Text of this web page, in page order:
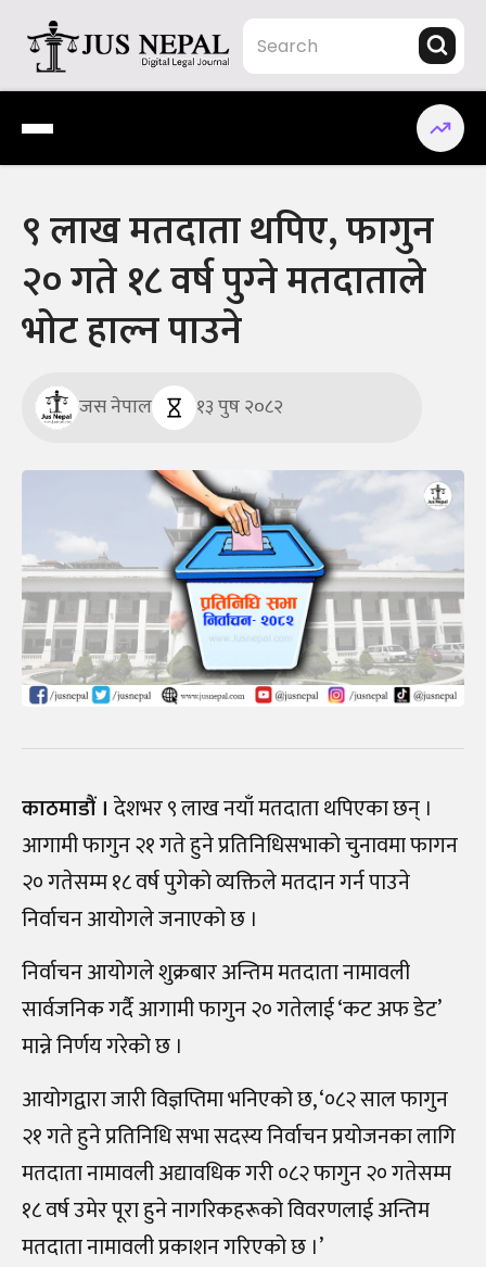
content
Jus Nepal | www.jusnepal.com
Digital Legal Journal
९ लाख मतदाता थपिए, फागुन
२० गते १८ वर्ष पुग्‍ने मतदाताले
भोट हाल्न पाउने
जस नेपाल १३ पुष २०८२
काठमाडौं ।देशभर ९ लाख नयाँ मतदाता थपिएका छन् ।
आगामी फागुन २१ गते हुने प्रतिनिधिसभाको चुनावमा फागन
२० गतेसम्म १८ वर्ष पुगेको व्यक्तिले मतदान गर्न पाउने
निर्वाचन आयोगले जनाएको छ ।
निर्वाचन आयोगले शुक्रबार अन्तिम मतदाता नामावली
सार्वजनिक गर्दै आगामी फागुन २० गतेलाई ‘कट अफ डेट’
मान्ने निर्णय गरेको छ ।
आयोगद्वारा जारी विज्ञप्तिमा भनिएको छ, ‘०८२ साल फागुन
२१ गते हुने प्रतिनिधि सभा सदस्य निर्वाचन प्रयोजनका लागि
मतदाता नामावली अद्यावधिक गरी ०८२ फागुन २० गतेसम्म
१८ वर्ष उमेर पूरा हुने नागरिकहरूको विवरणलाई अन्तिम
मतदाता नामावली प्रकाशन गरिएको छ ।’